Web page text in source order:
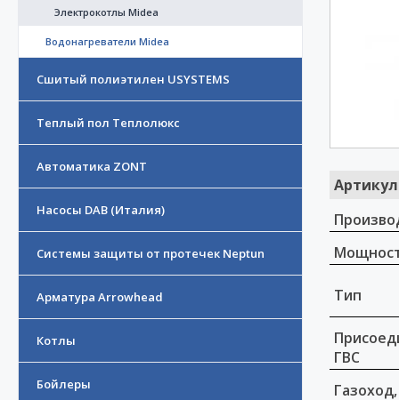
Электрокотлы Midea
Водонагреватели Midea
Сшитый полиэтилен USYSTEMS
Теплый пол Теплолюкс
Автоматика ZONT
Насосы DAB (Италия)
Системы защиты от протечек Neptun
Арматура Arrowhead
Котлы
Бойлеры
Артикул
Тип
ГВС